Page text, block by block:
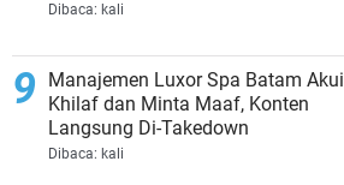
Dibaca: kali
Manajemen Luxor Spa Batam Akui
Khilaf dan Minta Maaf, Konten
Langsung Di-Takedown
Dibaca: kali